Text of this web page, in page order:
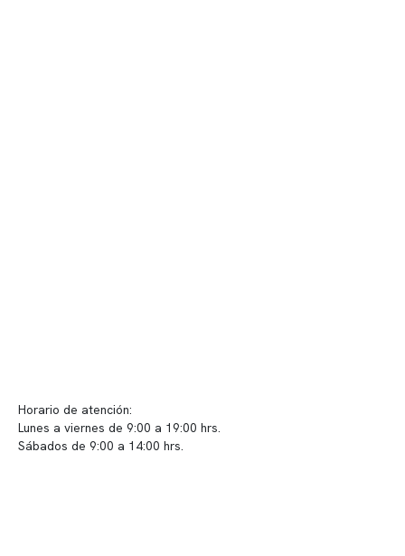
Horario de atención:
Lunes a viernes de 9:00 a 19:00 hrs.
Sábados de 9:00 a 14:00 hrs.